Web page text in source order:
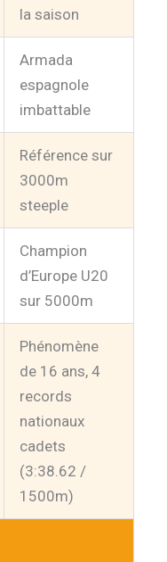
la saison
Armada
espagnole
imbattable
Référence sur
3000m
steeple
Champion
d’Europe U20
sur 5000m
Phénomène
de 16 ans, 4
records
nationaux
cadets
(3:38.62 /
1500m)